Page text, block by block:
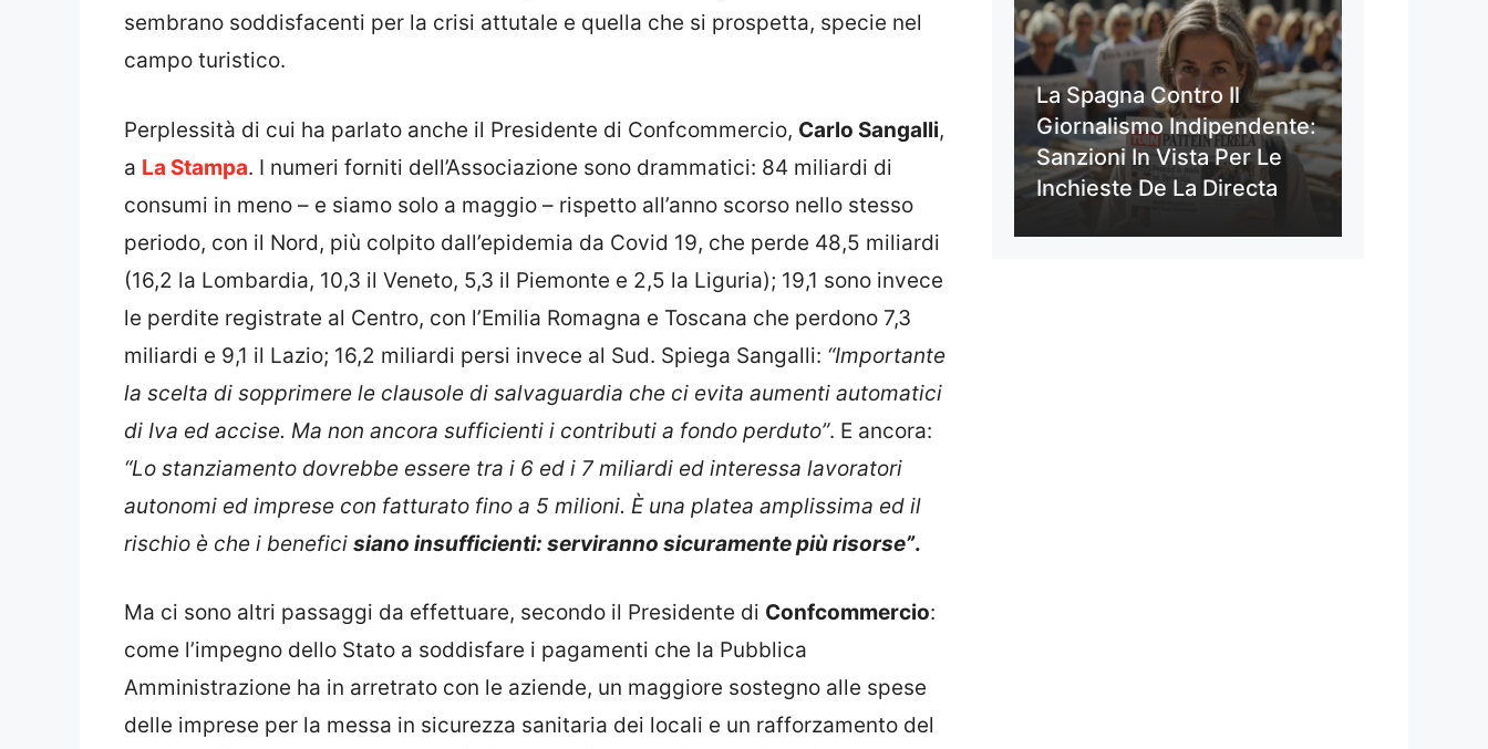
sembrano soddisfacenti per la crisi attutale e quella che si prospetta, specie nel
campo turistico.
Perplessità di cui ha parlato anche il Presidente di Confcommercio, Carlo Sangalli,
a La Stampa. I numeri forniti dell’Associazione sono drammatici: 84 miliardi di
consumi in meno – e siamo solo a maggio – rispetto all’anno scorso nello stesso
periodo, con il Nord, più colpito dall’epidemia da Covid 19, che perde 48,5 miliardi
(16,2 la Lombardia, 10,3 il Veneto, 5,3 il Piemonte e 2,5 la Liguria); 19,1 sono invece
le perdite registrate al Centro, con l’Emilia Romagna e Toscana che perdono 7,3
miliardi e 9,1 il Lazio; 16,2 miliardi persi invece al Sud. Spiega Sangalli: “Importante
la scelta di sopprimere le clausole di salvaguardia che ci evita aumenti automatici
di Iva ed accise. Ma non ancora sufficienti i contributi a fondo perduto”. E ancora:
“Lo stanziamento dovrebbe essere tra i 6 ed i 7 miliardi ed interessa lavoratori
autonomi ed imprese con fatturato fino a 5 milioni. È una platea amplissima ed il
rischio è che i benefici siano insufficienti: serviranno sicuramente più risorse”.
Ma ci sono altri passaggi da effettuare, secondo il Presidente di Confcommercio:
come l’impegno dello Stato a soddisfare i pagamenti che la Pubblica
Amministrazione ha in arretrato con le aziende, un maggiore sostegno alle spese
delle imprese per la messa in sicurezza sanitaria dei locali e un rafforzamento del
La Spagna Contro Il
Giornalismo Indipendente:
Sanzioni In Vista Per Le
Inchieste De La Directa